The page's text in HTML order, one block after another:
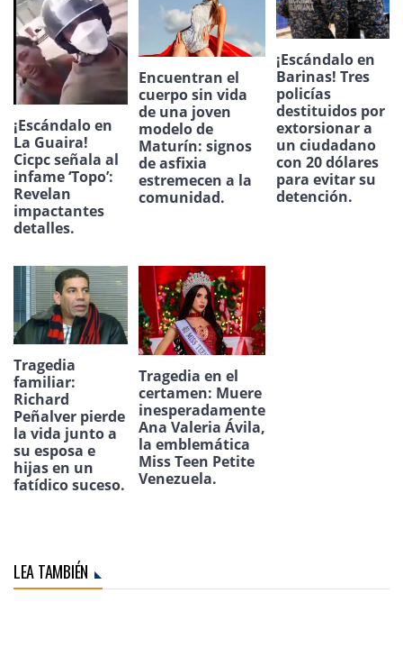
¡Escándalo en
La Guaira!
Cicpc señala al
infame ‘Topo’:
Revelan
impactantes
detalles.
Encuentran el
cuerpo sin vida
de una joven
modelo de
Maturín: signos
de asfixia
estremecen a la
comunidad.
¡Escándalo en
Barinas! Tres
policías
destituidos por
extorsionar a
un ciudadano
con 20 dólares
para evitar su
detención.
Tragedia
familiar:
Richard
Peñalver pierde
la vida junto a
su esposa e
hijas en un
fatídico suceso.
Tragedia en el
certamen: Muere
inesperadamente
Ana Valeria Ávila,
la emblemática
Miss Teen Petite
Venezuela.
LEA TAMBIÉN